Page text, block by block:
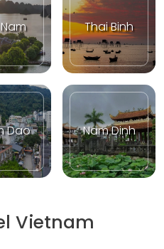
Thai Binh
Dao Nam Dinh
Vietnam